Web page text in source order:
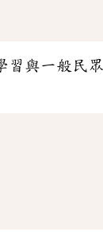
習與一般民